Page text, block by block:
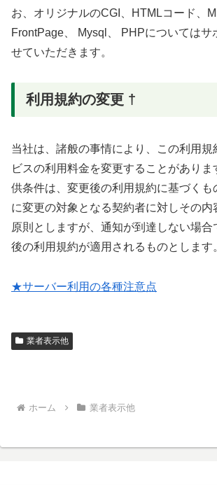
お、オリジナルのCGI、HTMLコード、
FrontPage、 Mysql、 PHPについてはサ
せていただきます。
利用規約の変更 †
当社は、諸般の事情により、この利用規
ビスの利用料金を変更することがありま
供条件は、変更後の利用規約に基づくも
に変更の対象となる契約者に対しその内
原則としますが、通知が到達しない場合
後の利用規約が適用されるものとします
★サーバー利用の各種注意点
業者表示他
ホーム 業者表示他